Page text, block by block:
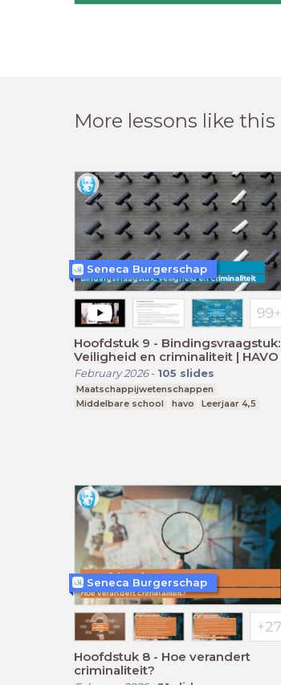
More lessons like this
Hoofdstuk 9 - Bindingsvraagstuk:
Veiligheid en criminaliteit | HAVO
February 2026- 105 slides
Maatschappijwetenschappen
Middelbare school
havo Leerjaar 4,5
Seneca Burgerschap
Hoofdstuk 8 - Hoe verandert
criminaliteit?
Seneca Burgerschap